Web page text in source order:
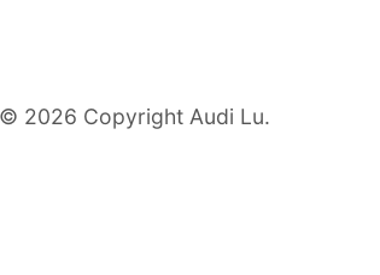
© 2026 Copyright Audi Lu.